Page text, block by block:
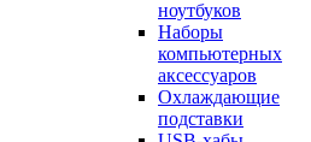
ноутбуков
Наборы
компьютерных
аксессуаров
Охлаждающие
подставки